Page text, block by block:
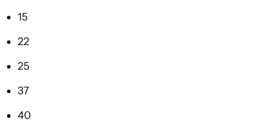
15
22
25
37
40